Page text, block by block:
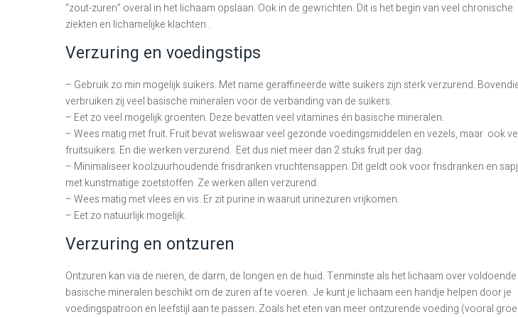
“zout-zuren” overal in het lichaam opslaan. Ook in de gewrichten. Dit is het begin van veel chronische
ziekten en lichamelijke klachten .
Verzuring en voedingstips
– Gebruik zo min mogelijk suikers. Met name geraffineerde witte suikers zijn sterk verzurend.
verbruiken zij veel basische mineralen voor de verbanding van de suikers.
– Eet zo veel mogelijk groenten. Deze bevatten veel vitamines én basische mineralen.
– Wees matig met fruit. Fruit bevat weliswaar veel gezonde voedingsmiddelen en vezels, maar ook
fruitsuikers. En die werken verzurend. Eet dus niet meer dan 2 stuks fruit per dag.
– Minimaliseer koolzuurhoudende frisdranken vruchtensappen. Dit geldt ook voor frisdranken en
met kunstmatige zoetstoffen. Ze werken allen verzurend.
– Wees matig met vlees en vis. Er zit purine in waaruit urinezuren vrijkomen.
– Eet zo natuurlijk mogelijk.
Verzuring en ontzuren
Ontzuren kan via de nieren, de darm, de longen en de huid. Tenminste als het lichaam over voldoende
basische mineralen beschikt om de zuren af te voeren. Je kunt je lichaam een handje helpen door je
voedingspatroon en leefstijl aan te passen. Zoals het eten van meer ontzurende voeding (vooral